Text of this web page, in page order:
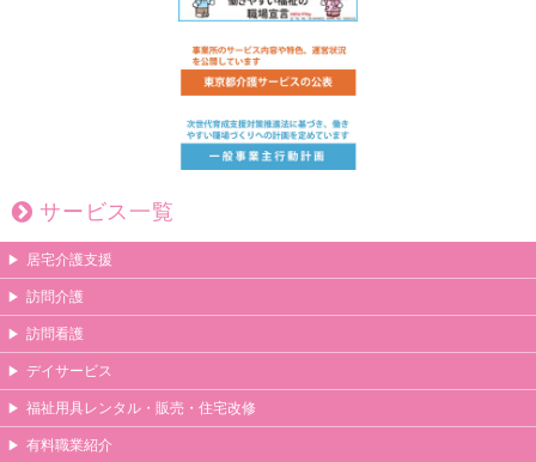
サービス一覧
居宅介護支援
訪問介護
訪問看護
デイサービス
福祉用具レンタル・販売・住宅改修
有料職業紹介